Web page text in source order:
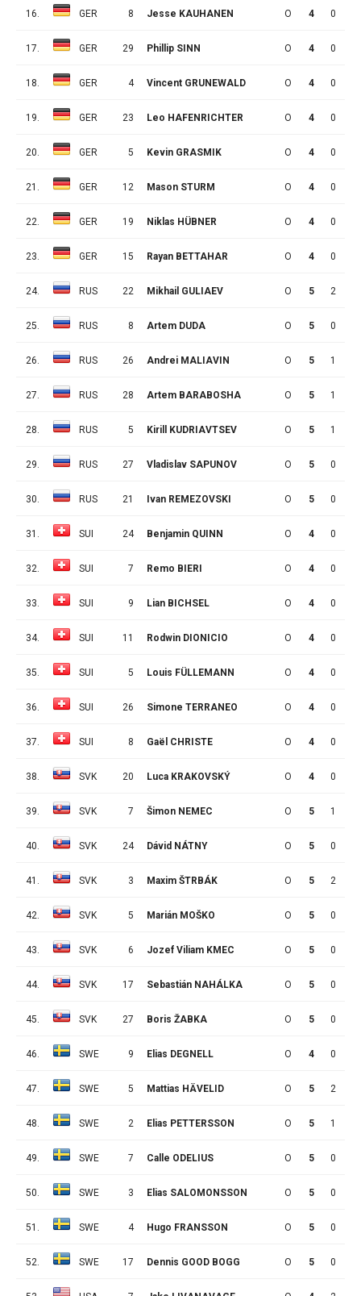
16. GER 8 Jesse KAUHANEN O 4 0
17. GER 29 Phillip SINN O 4 0
18. GER 4 Vincent GRUNEWALD O 4 0
19. GER 23 Leo HAFENRICHTER O 4 0
20. GER 5 Kevin GRASMIK O 4 0
21. GER 12 Mason STURM O 4 0
22. GER 19 Niklas HÜBNER O 4 0
23. GER 15 Rayan BETTAHAR O 4 0
24. RUS 22 Mikhail GULIAEV O 5 2
25. RUS 8 Artem DUDA O 5 0
26. RUS 26 Andrei MALIAVIN O 5 1
27. RUS 28 Artem BARABOSHA O 5 1
28. RUS 5 Kirill KUDRIAVTSEV O 5 1
29. RUS 27 Vladislav SAPUNOV O 5 0
30. RUS 21 Ivan REMEZOVSKI O 5 0
31. SUI 24 Benjamin QUINN O 4 0
32. SUI 7 Remo BIERI O 4 0
33. SUI 9 Lian BICHSEL O 4 0
34. SUI 11 Rodwin DIONICIO O 4 0
35. SUI 5 Louis FÜLLEMANN O 4 0
36. SUI 26 Simone TERRANEO O 4 0
37. SUI 8 Gaël CHRISTE O 4 0
38. SVK 20 Luca KRAKOVSKÝ O 4 0
39. SVK 7 Šimon NEMEC O 5 1
40. SVK 24 Dávid NÁTNY O 5 0
41. SVK 3 Maxim ŠTRBÁK O 5 2
42. SVK 5 Marián MOŠKO O 5 0
43. SVK 6 Jozef Viliam KMEC O 5 0
44. SVK 17 Sebastián NAHÁLKA O 5 0
45. SVK 27 Boris ŽABKA O 5 0
46. SWE 9 Elias DEGNELL O 4 0
47. SWE 5 Mattias HÄVELID O 5 2
48. SWE 2 Elias PETTERSSON O 5 1
49. SWE 7 Calle ODELIUS O 5 0
50. SWE 3 Elias SALOMONSSON O 5 0
51. SWE 4 Hugo FRANSSON O 5 0
52. SWE 17 Dennis GOOD BOGG O 5 0